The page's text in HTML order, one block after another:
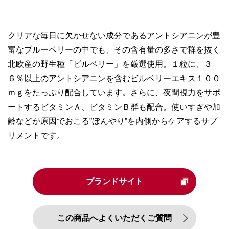
クリアな毎日に欠かせない成分であるアントシアニンが豊
富なブルーベリーの中でも、その含有量の多さで群を抜く
北欧産の野生種「ビルベリー」を厳選使用。１粒に、３
６％以上のアントシアニンを含むビルベリーエキス１００
ｍｇをたっぷり配合しています。さらに、夜間視力をサポ
ートするビタミンＡ、ビタミンＢ群も配合。使いすぎや加
齢などが原因でおこる”ぼんやり”を内側からケアするサプ
リメントです。
ブランドサイト
この商品へよくいただくご質問